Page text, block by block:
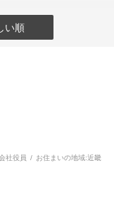
い順
社役員 お住まいの地域:近畿